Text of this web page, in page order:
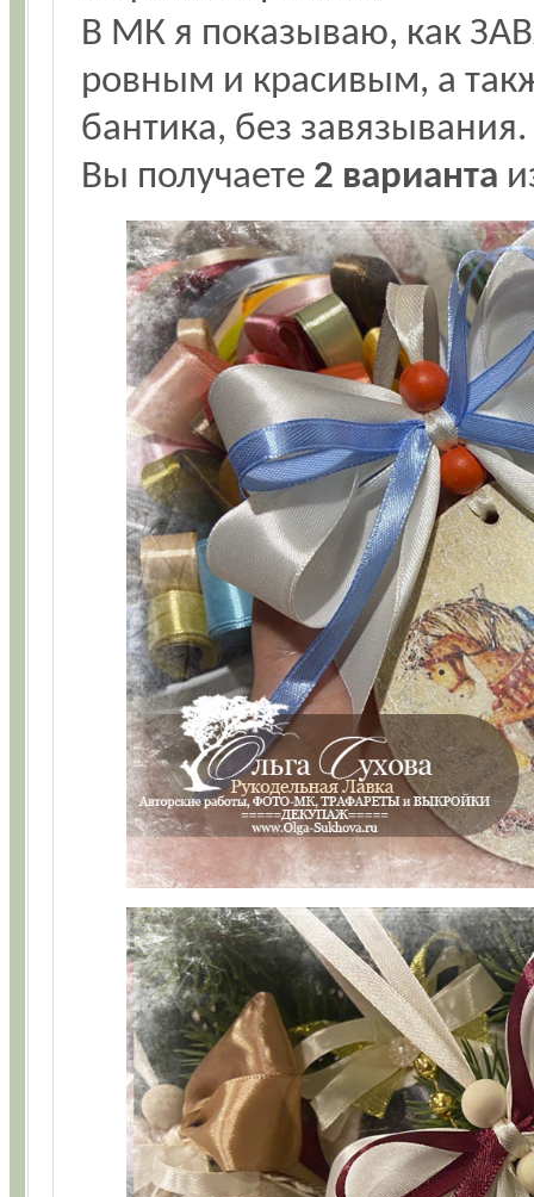
В МК я показываю, как
ровным и красивым, а
бантика, без завязывания.
Вы получаете 2 варианта